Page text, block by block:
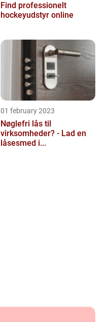
Find professionelt
hockeyudstyr online
01 february 2023
Nøglefri lås til
virksomheder? - Lad en
låsesmed i...